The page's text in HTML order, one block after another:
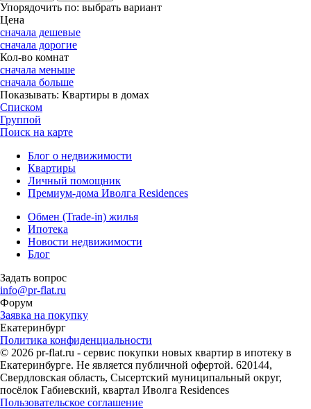
Упорядочить по: выбрать вариант
Цена
сначала дешевые
сначала дорогие
Кол-во комнат
сначала меньше
сначала больше
Показывать: Квартиры в домах
Списком
Группой
Поиск на карте
Блог о недвижимости
Квартиры
Личный помощник
Премиум-дома Иволга Residences
Обмен (Trade-in) жилья
Ипотека
Новости недвижимости
Блог
Задать вопрос
info@pr-flat.ru
Форум
Заявка на покупку
Екатеринбург
Политика конфиденциальности
© 2026 pr-flat.ru - сервис покупки новых квартир в ипотеку в
Екатеринбурге. Не является публичной офертой. 620144,
Свердловская область, Сысертский муниципальный округ,
посёлок Габиевский, квартал Иволга Residences
Пользовательское соглашение